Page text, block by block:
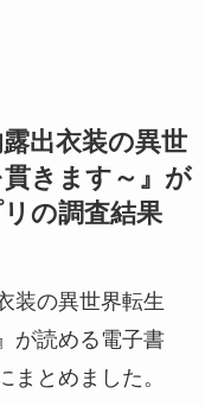
出衣装の異世
きます～』が
の調査結果
装の異世界転生
が読める電子書
まとめました。